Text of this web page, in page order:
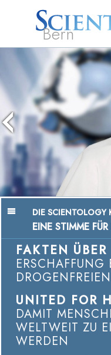
Bern
Was ist
Scientology?
DIE SCIENTOLOGY
EINE STIMME
FAKTEN
ERSCHAFFUNG
UNITED FOR
DAMIT
WELTWEIT ZU
WERDEN